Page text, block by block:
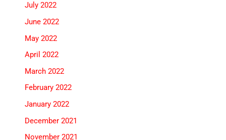
July 2022
June 2022
May 2022
April 2022
March 2022
February 2022
January 2022
December 2021
November 2021